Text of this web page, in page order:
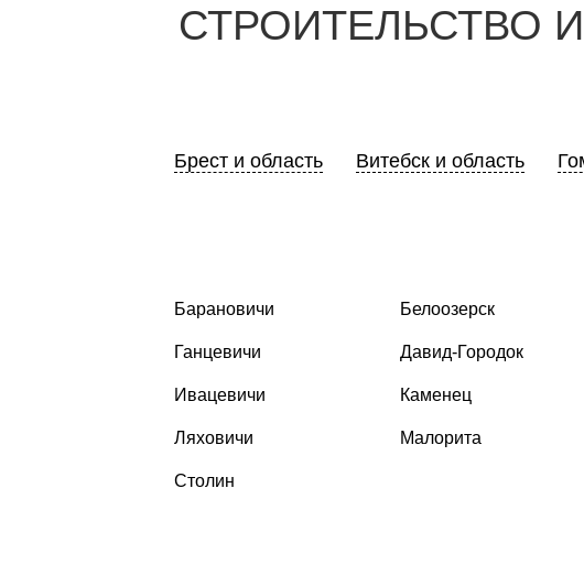
СТРОИТЕЛЬСТВО
Брест и область Витебск и область
Барановичи Белоозерск
Ганцевичи Давид-Городок
Ивацевичи Каменец
Ляховичи Малорита
Столин